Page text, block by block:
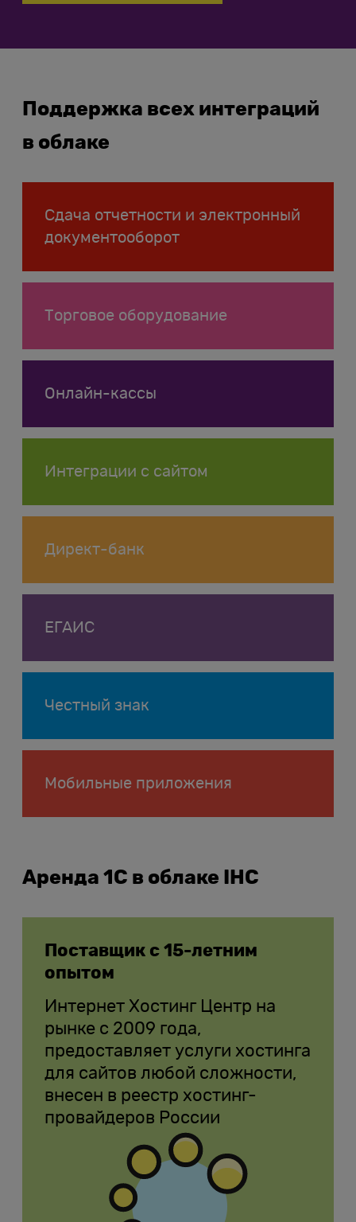
Поддержка всех интеграций
в облаке
Сдача отчетности и электронный
документооборот
Торговое оборудование
Онлайн-кассы
Интеграции с сайтом
Директ-банк
ЕГАИС
Честный знак
Мобильные приложения
Аренда 1С в облаке IHC
Поставщик с 15-летним
опытом
Интернет Хостинг Центр на
рынке с 2009 года,
предоставляет услуги хостинга
для сайтов любой сложности,
внесен в реестр хостинг-
провайдеров России